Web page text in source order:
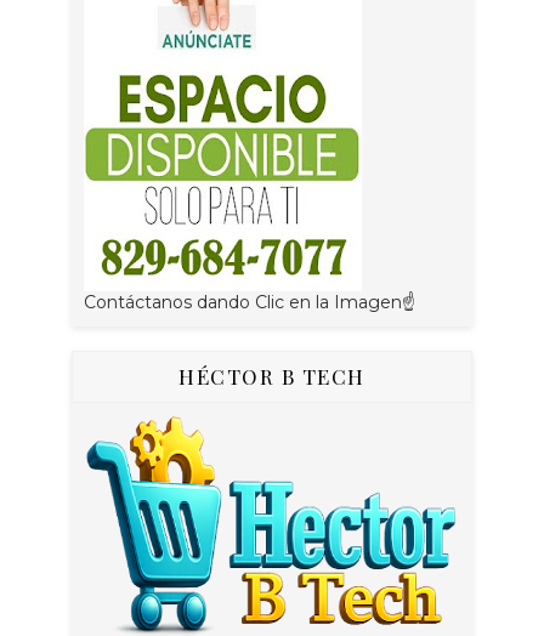
Contáctanos dando Clic en la Imagen☝
HÉCTOR B TECH